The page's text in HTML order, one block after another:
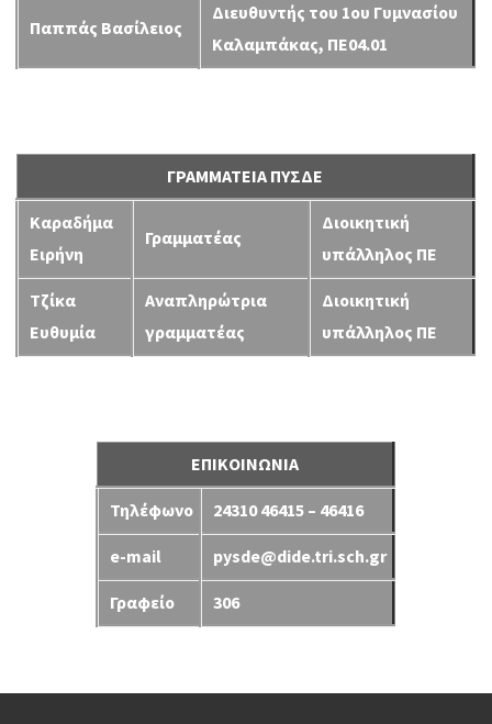
Παππάς Βασίλειος
Διευθυντής του 1ου Γυμνασίου
Καλαμπάκας, ΠΕ04.01
ΓΡΑΜΜΑΤΕΙΑ ΠΥΣΔΕ
Καραδήμα
Ειρήνη
Γραμματέας
Διοικητική
υπάλληλος ΠΕ
Τζίκα
Ευθυμία
Αναπληρώτρια
γραμματέας
Διοικητική
υπάλληλος ΠΕ
ΕΠΙΚΟΙΝΩΝΙΑ
Τηλέφωνο 24310 46415 – 46416
e-mail pysde@dide.tri.sch.gr
Γραφείο 306